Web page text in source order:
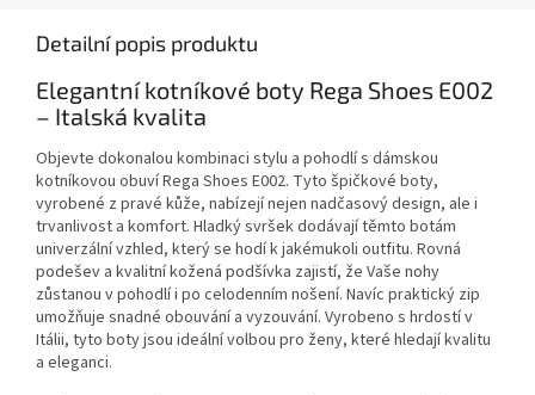
Detailní popis produktu
Elegantní kotníkové boty Rega Shoes E002
– Italská kvalita
Objevte dokonalou kombinaci stylu a pohodlí s dámskou
kotníkovou obuví Rega Shoes E002. Tyto špičkové boty,
vyrobené z pravé kůže, nabízejí nejen nadčasový design, ale i
trvanlivost a komfort. Hladký svršek dodávají těmto botám
univerzální vzhled, který se hodí k jakémukoli outfitu. Rovná
podešev a kvalitní kožená podšívka zajistí, že Vaše nohy
zůstanou v pohodlí i po celodenním nošení. Navíc praktický zip
umožňuje snadné obouvání a vyzouvání. Vyrobeno s hrdostí v
Itálii, tyto boty jsou ideální volbou pro ženy, které hledají kvalitu
a eleganci.